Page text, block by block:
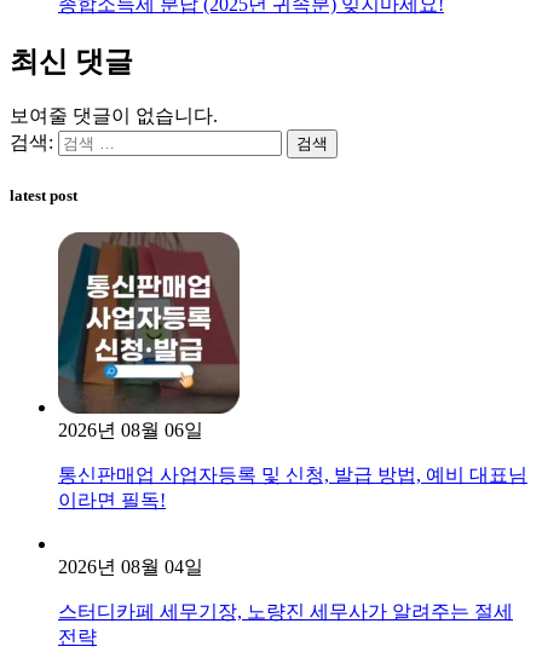
최신 댓글
보여줄 댓글이 없습니다.
검색:
latest post
2026년 08월 06일
통신판매업 사업자등록 및 신청, 발급 방법, 예비 대표님
이라면 필독!
2026년 08월 04일
스터디카페 세무기장, 노량진 세무사가 알려주는 절세
전략